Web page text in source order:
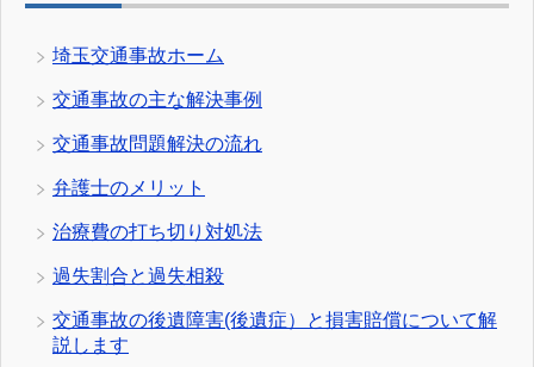
埼玉交通事故ホーム
交通事故の主な解決事例
交通事故問題解決の流れ
弁護士のメリット
治療費の打ち切り対処法
過失割合と過失相殺
交通事故の後遺障害(後遺症）と損害賠償について解
説します